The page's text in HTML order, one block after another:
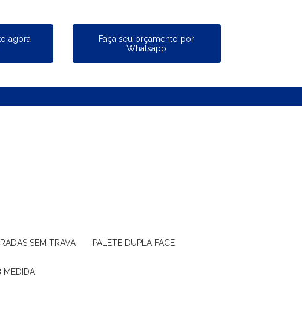
agora
Faça seu orçamento por
Whatsapp
SEM TRAVA PALETE DUPLA FACE
MEDIDA